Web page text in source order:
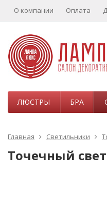
О компании Оплата
ЛЮСТРЫ БРА
Главная Светильники
Точечный